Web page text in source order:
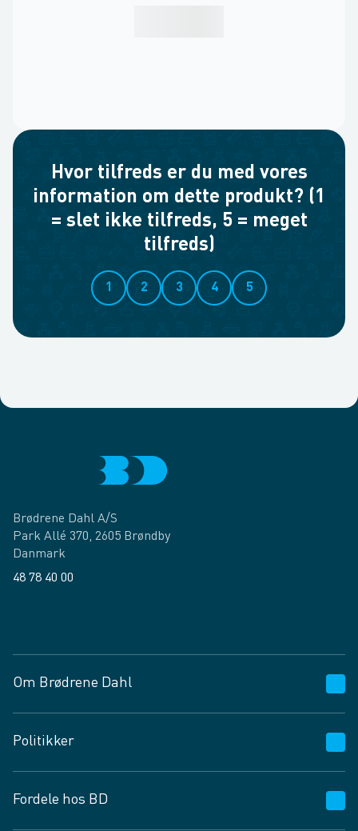
Hvor tilfreds er du med vores
information om dette produkt? (1
= slet ikke tilfreds, 5 = meget
tilfreds)
1 2 3 4 5
Brødrene Dahl A/S
Park Allé 370, 2605 Brøndby
Danmark
48 78 40 00
Om Brødrene Dahl
Vagttelefon 30 10 89 89
Spørgsmål og svar
Job og karriere
Politikker
Privatlivspolitik
Fordele hos BD